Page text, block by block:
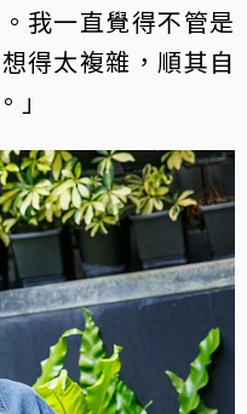
我一直覺得不管是
得太複雜，順其自